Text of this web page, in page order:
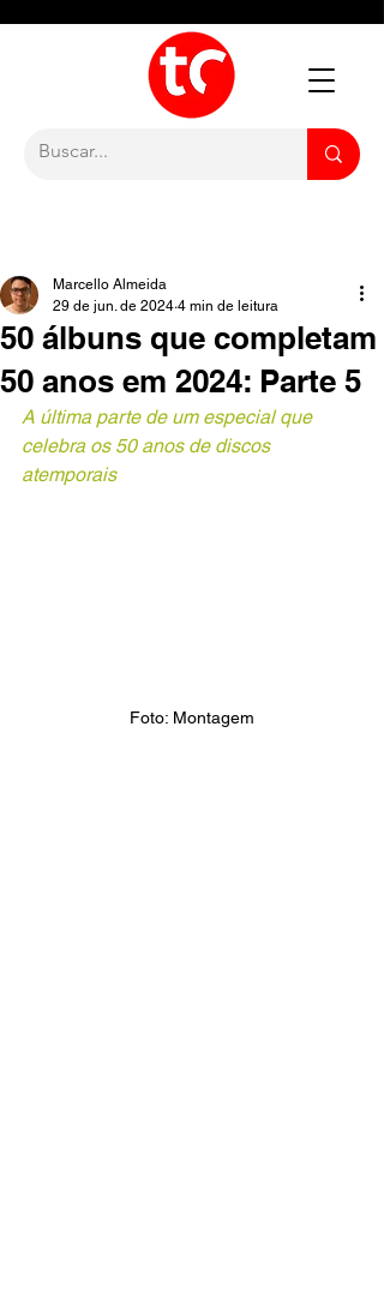
50 álbuns que completam
50 anos em 2024: Parte 5
Marcello Almeida
29 de jun. de 2024 4 min de leitura
A última parte de um especial que
celebra os 50 anos de discos
atemporais
Foto: Montagem